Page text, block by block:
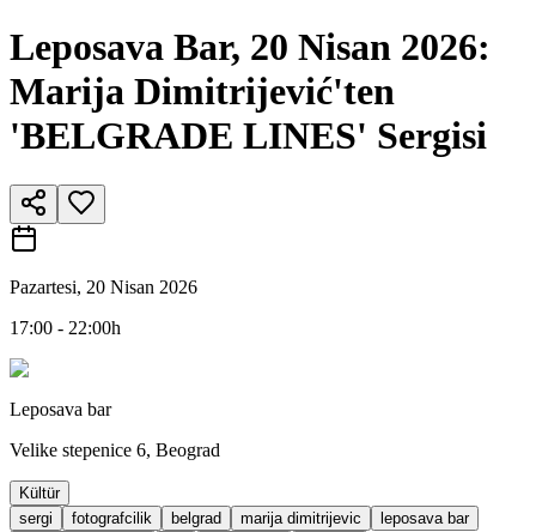
Leposava Bar, 20 Nisan 2026:
Marija Dimitrijević'ten
'BELGRADE LINES' Sergisi
Pazartesi, 20 Nisan 2026
17:00 - 22:00h
Leposava bar
Velike stepenice 6, Beograd
Kültür
sergi
fotografcilik belgrad marija dimitrijevic
leposava bar